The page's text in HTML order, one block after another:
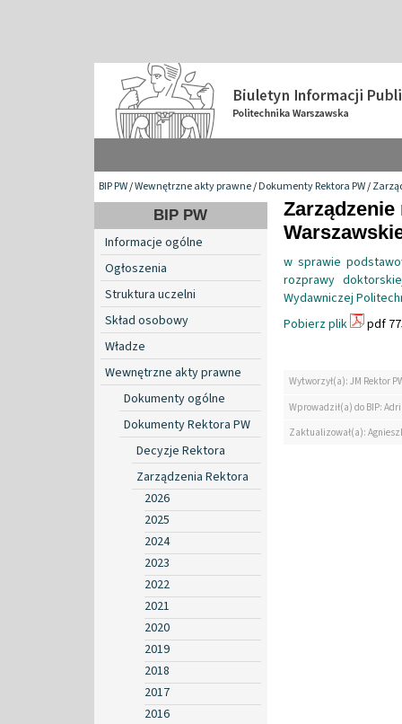
BIP PW/Wewnętrzne akty prawne/Dokumenty Rektora PW/
BIP PW
Informacje ogólne
Ogłoszenia
Struktura uczelni
Skład osobowy
Władze
Wewnętrzne akty prawne
Dokumenty ogólne
Dokumenty Rektora PW
Decyzje Rektora
Zarządzenia Rektora
2026
2025
2024
2023
2022
2021
2020
2019
2018
2017
2016
w sprawie
rozprawy
Wydawniczej
Pobierz plik
pdf
Wytworzył(a): JM Rektor
Wprowadził(a) do BIP:
Zaktualizował(a):